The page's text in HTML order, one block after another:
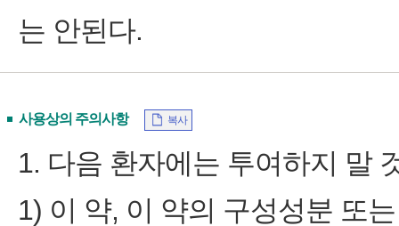
는 안된다.
사용상의 주의사항 복사
1. 다음 환자에는 투여하지 말
1) 이 약, 이 약의 구성성분 또